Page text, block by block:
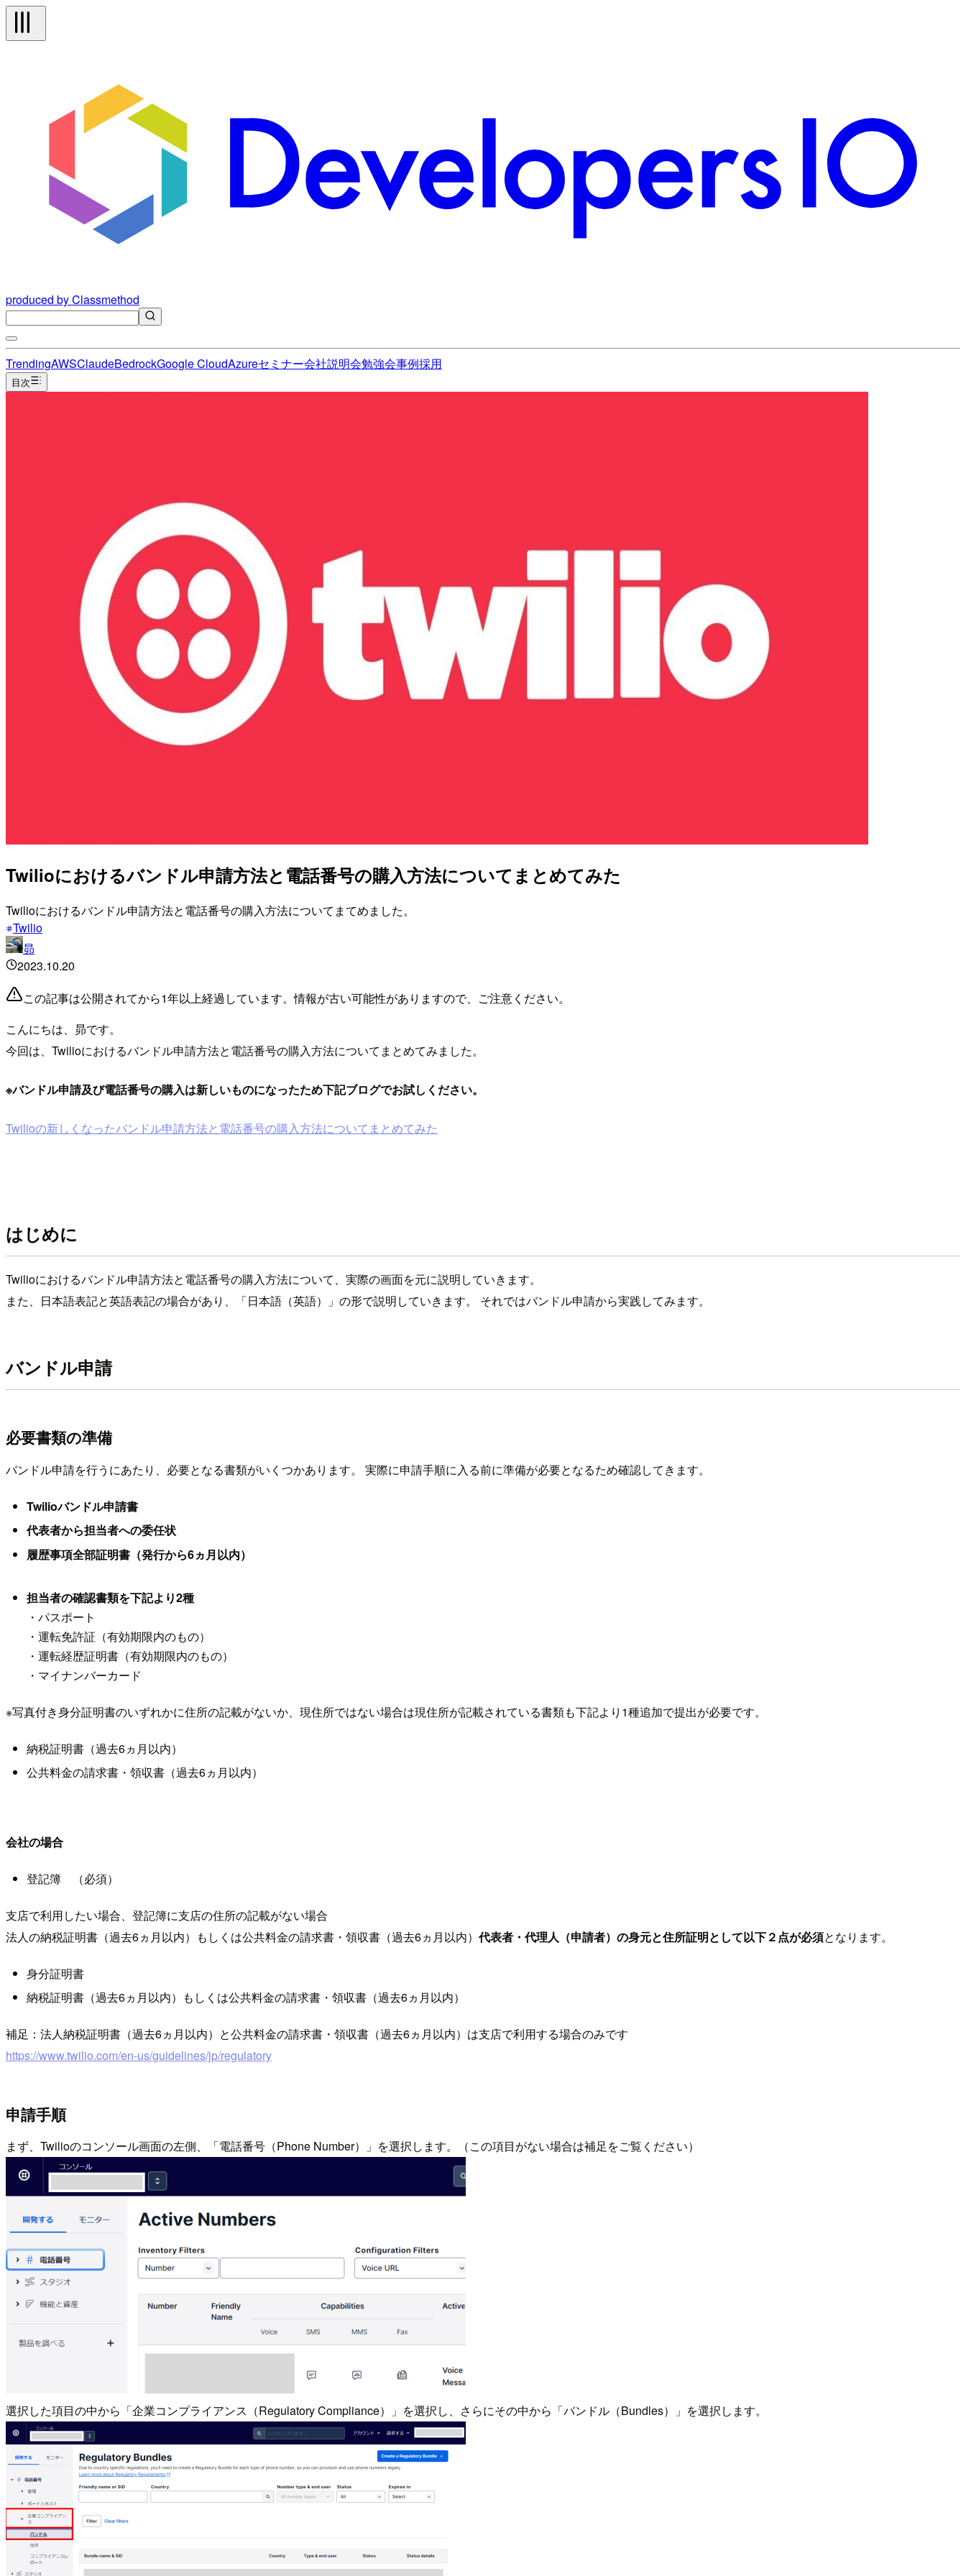
produced by Classmethod
TrendingAWSClaudeBedrockGoogle CloudAzureセミナー会社説明会勉強会事例採用
目次
Twilioにおけるバンドル申請方法と電話番号の購入方法についてまとめてみた
Twilioにおけるバンドル申請方法と電話番号の購入方法についてまてめました。
Twilio
昴
2023.10.20
この記事は公開されてから1年以上経過しています。情報が古い可能性がありますので、ご注意ください。
こんにちは、昴です。
今回は、Twilioにおけるバンドル申請方法と電話番号の購入方法についてまとめてみました。
※バンドル申請及び電話番号の購入は新しいものになったため下記ブログでお試しください。
Twilioの新しくなったバンドル申請方法と電話番号の購入方法についてまとめてみた
はじめに
Twilioにおけるバンドル申請方法と電話番号の購入方法について、実際の画面を元に説明していきます。
また、日本語表記と英語表記の場合があり、「日本語（英語）」の形で説明していきます。 それではバンドル申請から実践してみます。
バンドル申請
必要書類の準備
バンドル申請を行うにあたり、必要となる書類がいくつかあります。 実際に申請手順に入る前に準備が必要となるため確認してきます。
Twilioバンドル申請書
代表者から担当者への委任状
履歴事項全部証明書（発行から6ヵ月以内）
担当者の確認書類を下記より2種
・パスポート
・運転免許証（有効期限内のもの）
・運転経歴証明書（有効期限内のもの）
・マイナンバーカード
※写真付き身分証明書のいずれかに住所の記載がないか、現住所ではない場合は現住所が記載されている書類も下記より1種追加で提出が必要です。
納税証明書（過去6ヵ月以内）
公共料金の請求書・領収書（過去6ヵ月以内）
会社の場合
登記簿 （必須）
支店で利用したい場合、登記簿に支店の住所の記載がない場合
法人の納税証明書（過去6ヵ月以内）もしくは公共料金の請求書・領収書（過去6ヵ月以内）代表者・代理人（申請者）の身元と住所証明として以下２点が必須となります。
身分証明書
納税証明書（過去6ヵ月以内）もしくは公共料金の請求書・領収書（過去6ヵ月以内）
補足：法人納税証明書（過去6ヵ月以内）と公共料金の請求書・領収書（過去6ヵ月以内）は支店で利用する場合のみです
https://www.twilio.com/en-us/guidelines/jp/regulatory
申請手順
まず、Twilioのコンソール画面の左側、「電話番号（Phone Number）」を選択します。（この項目がない場合は補足をご覧ください）
選択した項目の中から「企業コンプライアンス（Regulatory Compliance）」を選択し、さらにその中から「バンドル（Bundles）」を選択します。